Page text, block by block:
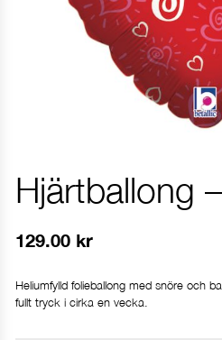
Hjärtballong
129.00 kr
Heliumfylld folieballong med snöre och
fullt tryck i cirka en vecka.